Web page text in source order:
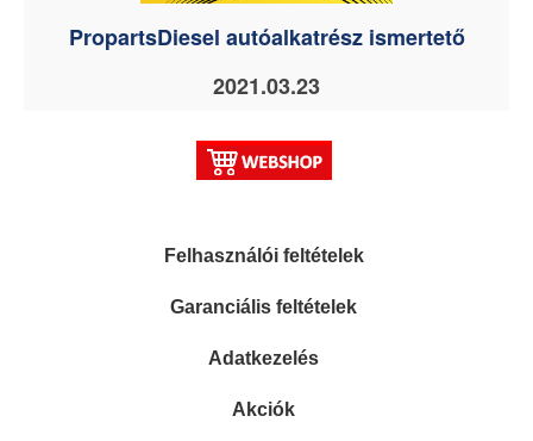
PropartsDiesel autóalkatrész ismertető
2021.03.23
Felhasználói feltételek
Garanciális feltételek
Adatkezelés
Akciók